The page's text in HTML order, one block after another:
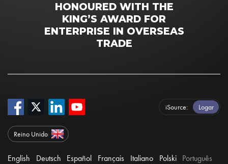
HONOURED WITH THE
KING’S AWARD FOR
ENTERPRISE IN OVERSEAS
TRADE
iSource Logar
Reino Unido
English Deutsch Español Français Italiano Polski Português